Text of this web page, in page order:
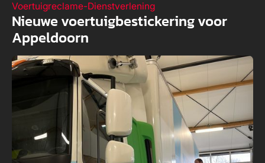
Voertuigreclame-Dienstverlening
Nieuwe voertuigbestickering voor
Appeldoorn